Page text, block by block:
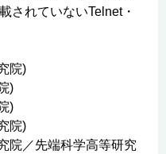
されていないTelnet・
院)
)
)
院)
院／先端科学高等研究